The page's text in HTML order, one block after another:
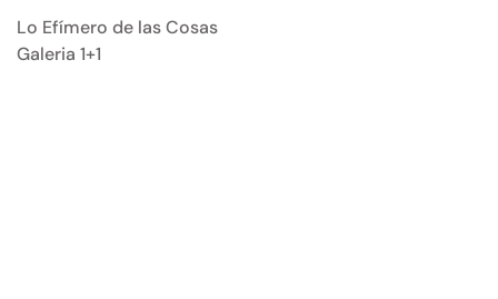
Lo Efímero de las Cosas
Galeria 1+1